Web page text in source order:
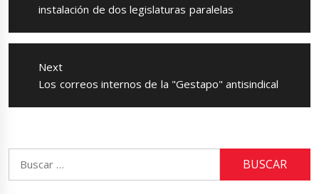
post:
instalación de dos legislaturas paralelas
Next
Next
Los correos internos de la "Gestapo" antisindical